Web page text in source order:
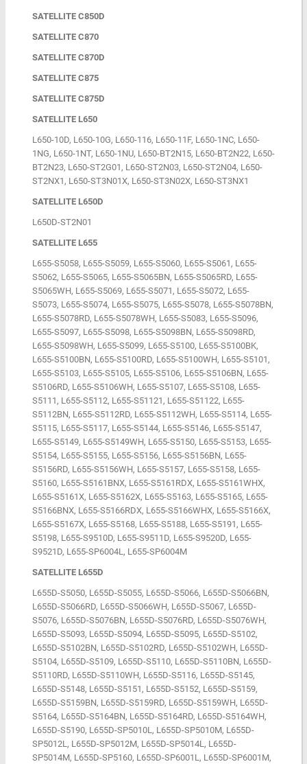
SATELLITE C850D
SATELLITE C870
SATELLITE C870D
SATELLITE C875
SATELLITE C875D
SATELLITE L650
L650-10D, L650-10G, L650-116, L650-11F, L650-1NC, L650-
1NG, L650-1NT, L650-1NU, L650-BT2N15, L650-BT2N22, L650-
BT2N23, L650-ST2G01, L650-ST2N03, L650-ST2N04, L650-
ST2NX1, L650-ST3N01X, L650-ST3N02X, L650-ST3NX1
SATELLITE L650D
L650D-ST2N01
SATELLITE L655
L655-S5058, L655-S5059, L655-S5060, L655-S5061, L655-
S5062, L655-S5065, L655-S5065BN, L655-S5065RD, L655-
S5065WH, L655-S5069, L655-S5071, L655-S5072, L655-
S5073, L655-S5074, L655-S5075, L655-S5078, L655-S5078BN,
L655-S5078RD, L655-S5078WH, L655-S5083, L655-S5096,
L655-S5097, L655-S5098, L655-S5098BN, L655-S5098RD,
L655-S5098WH, L655-S5099, L655-S5100, L655-S5100BK,
L655-S5100BN, L655-S5100RD, L655-S5100WH, L655-S5101,
L655-S5103, L655-S5105, L655-S5106, L655-S5106BN, L655-
S5106RD, L655-S5106WH, L655-S5107, L655-S5108, L655-
S5111, L655-S5112, L655-S51121, L655-S51122, L655-
S5112BN, L655-S5112RD, L655-S5112WH, L655-S5114, L655-
S5115, L655-S5117, L655-S5144, L655-S5146, L655-S5147,
L655-S5149, L655-S5149WH, L655-S5150, L655-S5153, L655-
S5154, L655-S5155, L655-S5156, L655-S5156BN, L655-
S5156RD, L655-S5156WH, L655-S5157, L655-S5158, L655-
S5160, L655-S5161BNX, L655-S5161RDX, L655-S5161WHX,
L655-S5161X, L655-S5162X, L655-S5163, L655-S5165, L655-
S5166BNX, L655-S5166RDX, L655-S5166WHX, L655-S5166X,
L655-S5167X, L655-S5168, L655-S5188, L655-S5191, L655-
S5198, L655-S9510D, L655-S9511D, L655-S9520D, L655-
S9521D, L655-SP6004L, L655-SP6004M
SATELLITE L655D
L655D-S5050, L655D-S5055, L655D-S5066, L655D-S5066BN,
L655D-S5066RD, L655D-S5066WH, L655D-S5067, L655D-
S5076, L655D-S5076BN, L655D-S5076RD, L655D-S5076WH,
L655D-S5093, L655D-S5094, L655D-S5095, L655D-S5102,
L655D-S5102BN, L655D-S5102RD, L655D-S5102WH, L655D-
S5104, L655D-S5109, L655D-S5110, L655D-S5110BN, L655D-
S5110RD, L655D-S5110WH, L655D-S5116, L655D-S5145,
L655D-S5148, L655D-S5151, L655D-S5152, L655D-S5159,
L655D-S5159BN, L655D-S5159RD, L655D-S5159WH, L655D-
S5164, L655D-S5164BN, L655D-S5164RD, L655D-S5164WH,
L655D-S5190, L655D-SP5010L, L655D-SP5010M, L655D-
SP5012L, L655D-SP5012M, L655D-SP5014L, L655D-
SP5014M, L655D-SP5160, L655D-SP6001L, L655D-SP6001M,